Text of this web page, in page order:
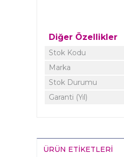
Diğer Özellikler
Stok Kodu
Marka
Stok Durumu
Garanti (Yıl)
ÜRÜN ETIKETLERI